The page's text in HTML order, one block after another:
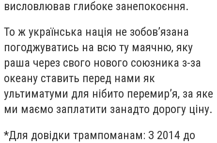
висловлював глибоке занепокоєння.
То ж українська нація не зобовʼязана
погоджуватись на всю ту маячню, яку
раша через свого нового союзника з-за
океану ставить перед нами як
ультиматуми для нібито перемирʼя, за яке
ми маємо заплатити занадто дорогу ціну.
*Для довідки трампоманам: З 2014 до